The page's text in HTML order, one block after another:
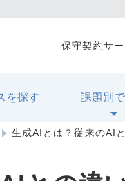
を探す 課題別
保守契約サ
生成AIとは？従来のAI